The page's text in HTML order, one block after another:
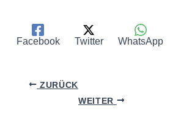
Facebook Twitter WhatsApp
ZURÜCK
WEITER